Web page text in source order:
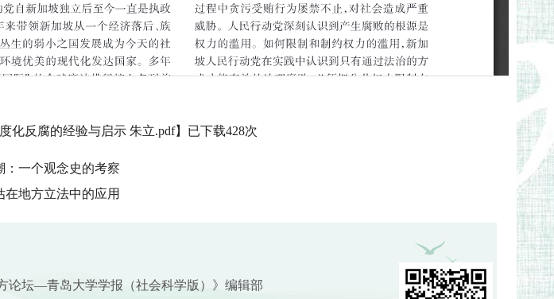
化反腐的经验与启示 朱立.pdf】已下载428次
：一个观念史的考察
地方立法中的应用
论坛—青岛大学学报（社会科学版）》编辑部